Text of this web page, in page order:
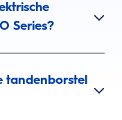
Series?
tandenborstel